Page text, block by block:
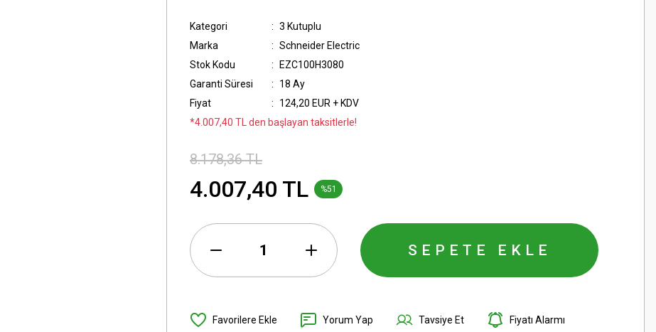
Kategori
3 Kutuplu
Marka
Schneider Electric
Stok Kodu
EZC100H3080
Garanti Süresi
18 Ay
Fiyat
124,20 EUR + KDV
*4.007,40 TL den başlayan taksitlerle!
8.178,36 TL
4.007,40 TL %51
SEPETE EKLE
Yorum Yap Tavsiye Et Fiyatı Alarmı